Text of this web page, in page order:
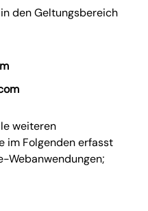
den Geltungsbereich
weiteren
im Folgenden erfasst
Webanwendungen;